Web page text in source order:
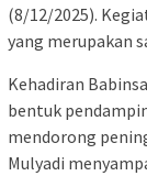
(8/12/2025).
yang merupakan
Kehadiran
bentuk
mendorong
Mulyadi